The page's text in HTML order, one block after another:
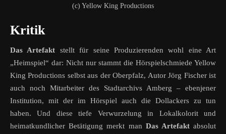
(c) Yellow King Productions
Kritik
Das Artefakt stellt für seine Produzierenden wohl eine Art
„Heimspiel“ dar: Nicht nur stammt die Hörspielschmiede Yellow
King Productions selbst aus der Oberpfalz, Autor Jörg Fischer ist
auch noch Mitarbeiter des Stadtarchivs Amberg – ebenjener
Institution, mit der im Hörspiel auch die Dollackers zu tun
haben. Und diese tiefe Verwurzelung in Lokalkolorit und
heimatkundlicher Betätigung merkt man Das Artefaktabsolut